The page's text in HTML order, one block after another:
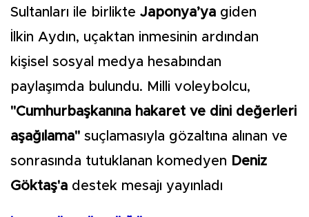
Sultanları ile birlikte Japonya’ya giden
İlkin Aydın, uçaktan inmesinin ardından
kişisel sosyal medya hesabından
paylaşımda bulundu. Milli voleybolcu,
"Cumhurbaşkanına hakaret ve dini değerleri
aşağılama" suçlamasıyla gözaltına alınan ve
sonrasında tutuklanan komedyen Deniz
Göktaş'a destek mesajı yayınladı